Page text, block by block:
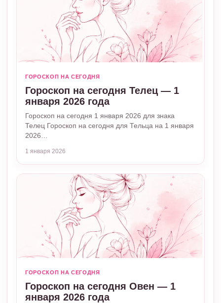
ГОРОСКОП НА СЕГОДНЯ
Гороскоп на сегодня Телец — 1
января 2026 года
Гороскоп на сегодня 1 января 2026 для знака
Телец Гороскоп на сегодня для Тельца на 1 января
2026…
1 января 2026
ГОРОСКОП НА СЕГОДНЯ
Гороскоп на сегодня Овен — 1
января 2026 года